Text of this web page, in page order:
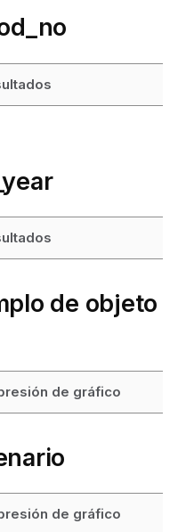
de objeto
de gráfico
de gráfico